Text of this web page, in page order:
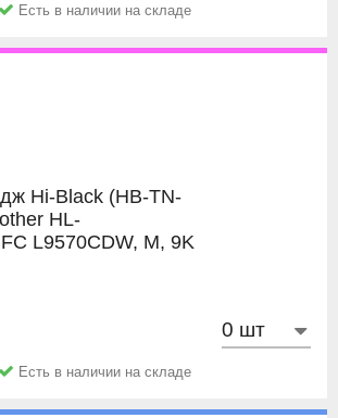
Есть в наличии на складе
Hi-Black (HB-TN-
HL-
L9570CDW, M, 9K
Есть в наличии на складе